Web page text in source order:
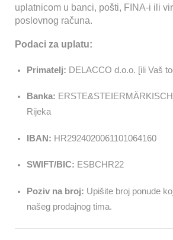
uplatnicom u banci, pošti, FINA-i ili
poslovnog računa.
Podaci za uplatu:
Primatelj: DELACCO d.o.o. [ili Vaš
Banka:
Rijeka
IBAN: HR2924020061101064160
SWIFT/BIC: ESBCHR22
Poziv na broj: Upišite broj ponude
našeg prodajnog tima.